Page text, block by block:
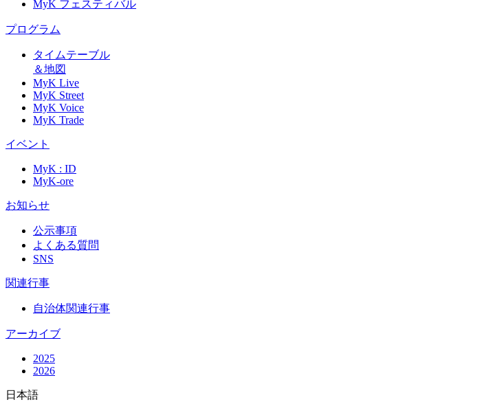
MyK フェスティバル
プログラム
タイムテーブル
＆地図
MyK Live
MyK Street
MyK Voice
MyK Trade
イベント
MyK : ID
MyK-ore
お知らせ
公示事項
よくある質問
SNS
関連行事
自治体関連行事
アーカイブ
2025
2026
日本語